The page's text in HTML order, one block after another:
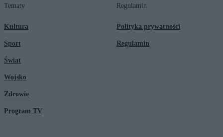
Tematy
Kultura
Sport
Świat
Wojsko
Zdrowie
Program TV
Regulamin
Polityka prywatności
Regulamin